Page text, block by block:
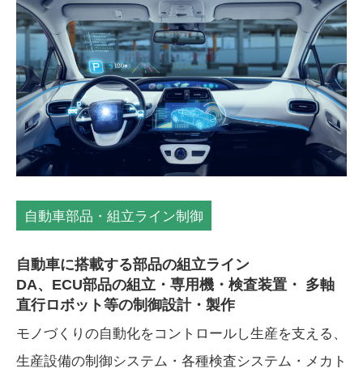
自動車部品・組立ライン制御
自動車に搭載する部品の組立ライン
DA、ECU部品の組立・専用機・検査装置・ 多軸
直行ロボット等の制御設計・製作
モノづくりの自動化をコントロールし生産を支える、
生産設備の制御システム・各種検査システム・メカト